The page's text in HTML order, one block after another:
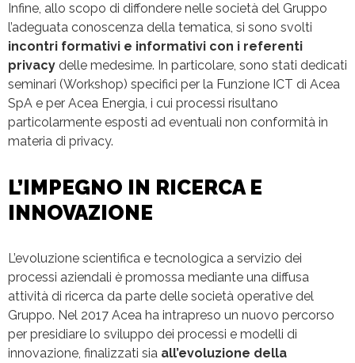
Infine, allo scopo di diffondere nelle società del Gruppo
l’adeguata conoscenza della tematica, si sono svolti
incontri formativi e informativi con i referenti
privacy delle medesime. In particolare, sono stati dedicati
seminari (Workshop) specifici per la Funzione ICT di Acea
SpA e per Acea Energia, i cui processi risultano
particolarmente esposti ad eventuali non conformità in
materia di privacy.
L’IMPEGNO IN RICERCA E
INNOVAZIONE
L’evoluzione scientifica e tecnologica a servizio dei
processi aziendali è promossa mediante una diffusa
attività di ricerca da parte delle società operative del
Gruppo. Nel 2017 Acea ha intrapreso un nuovo percorso
per presidiare lo sviluppo dei processi e modelli di
innovazione, finalizzati sia all’evoluzione della